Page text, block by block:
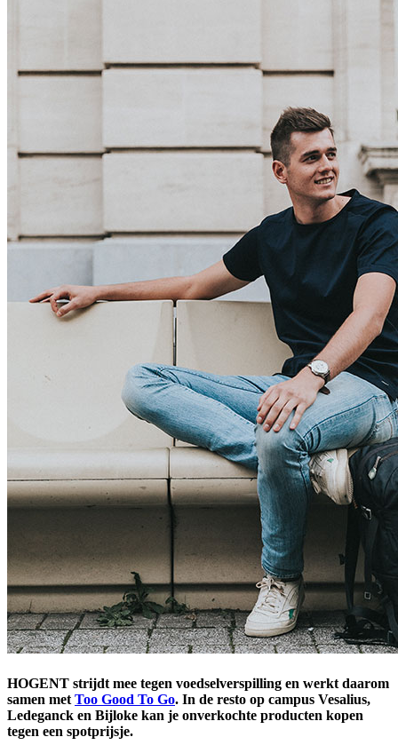
HOGENT strijdt mee tegen voedselverspilling en werkt daarom
samen met Too Good To Go. In de resto op campus Vesalius,
Ledeganck en Bijloke kan je onverkochte producten kopen
tegen een spotprijsje.